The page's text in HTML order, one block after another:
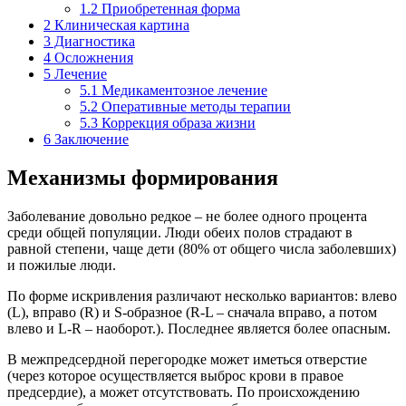
1.2 Приобретенная форма
2 Клиническая картина
3 Диагностика
4 Осложнения
5 Лечение
5.1 Медикаментозное лечение
5.2 Оперативные методы терапии
5.3 Коррекция образа жизни
6 Заключение
Механизмы формирования
Заболевание довольно редкое – не более одного процента
среди общей популяции. Люди обеих полов страдают в
равной степени, чаще дети (80% от общего числа заболевших)
и пожилые люди.
По форме искривления различают несколько вариантов: влево
(L), вправо (R) и S-образное (R-L – сначала вправо, а потом
влево и L-R – наоборот.). Последнее является более опасным.
В межпредсердной перегородке может иметься отверстие
(через которое осуществляется выброс крови в правое
предсердие), а может отсутствовать. По происхождению